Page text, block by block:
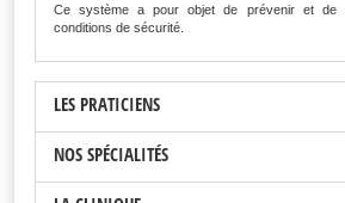
Ce système a pour objet de prévenir et de
conditions de sécurité.
LES PRATICIENS
NOS SPÉCIALITÉS